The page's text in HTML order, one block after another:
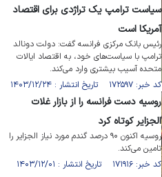
سیاست ترامپ یک تراژدی برای اقتصاد
آمریکا است
رئیس بانک مرکزی فرانسه گفت: دولت دونالد
ترامپ با سیاست‌های خود، به اقتصاد ایالات
متحده آسیب بیشتری وارد می‌کند.
کد خبر: ۱۷۲۵۹۷ تاریخ انتشار : ۱۴۰۳/۱۲/۲۴
روسیه دست فرانسه را از بازار غلات
الجزایر کوتاه کرد
روسیه اکنون ۹۰ درصد گندم مورد نیاز الجزایر را
تامین می‌کند.
کد خبر: ۱۷۱۹۱۶ تاریخ انتشار : ۱۴۰۳/۱۲/۰۱